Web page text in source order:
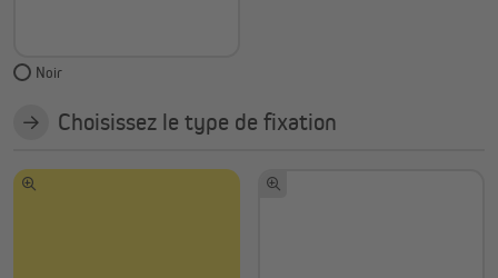
Noir
Choisissez le type de fixation